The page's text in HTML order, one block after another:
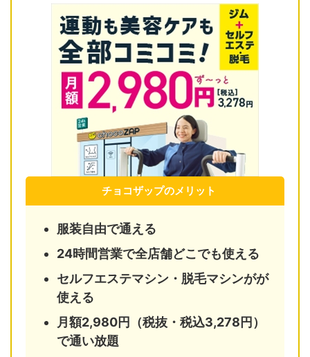
チョコザップのメリット
服装自由で通える
24時間営業で全店舗どこでも使える
セルフエステマシン・脱毛マシンがが
使える
月額2,980円（税抜・税込3,278円）
で通い放題